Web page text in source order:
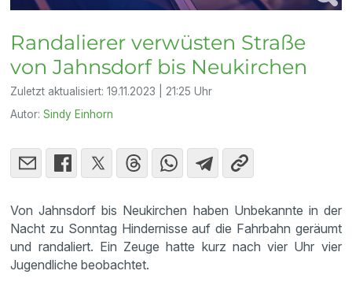
Randalierer verwüsten Straße
von Jahnsdorf bis Neukirchen
Zuletzt aktualisiert:19.11.2023 | 21:25 Uhr
Autor:Sindy Einhorn
Von Jahnsdorf bis Neukirchen haben Unbekannte in der
Nacht zu Sonntag Hindernisse auf die Fahrbahn geräumt
und randaliert. Ein Zeuge hatte kurz nach vier Uhr vier
Jugendliche beobachtet.